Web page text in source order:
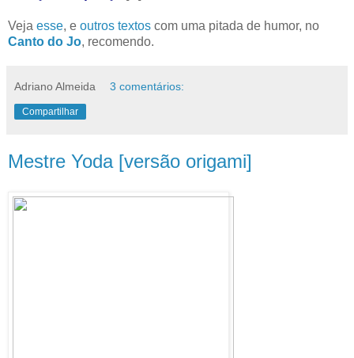
Veja esse, e outros textos com uma pitada de humor, no
Canto do Jo, recomendo.
Adriano Almeida 3 comentários:
Compartilhar
Mestre Yoda [versão origami]